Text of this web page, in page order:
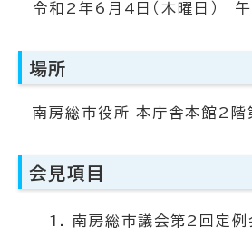
令和2年6月4日（木曜日）
場所
南房総市役所 本庁舎本館2階
会見項目
南房総市議会第2回定例